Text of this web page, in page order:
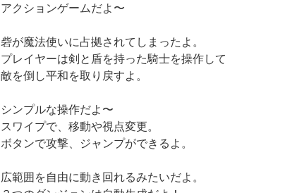
アクションゲームだよ〜
砦が魔法使いに占拠されてしまったよ。
プレイヤーは剣と盾を持った騎士を操作して
敵を倒し平和を取り戻すよ。
シンプルな操作だよ〜
スワイプで、移動や視点変更。
ボタンで攻撃、ジャンプができるよ。
広範囲を自由に動き回れるみたいだよ。